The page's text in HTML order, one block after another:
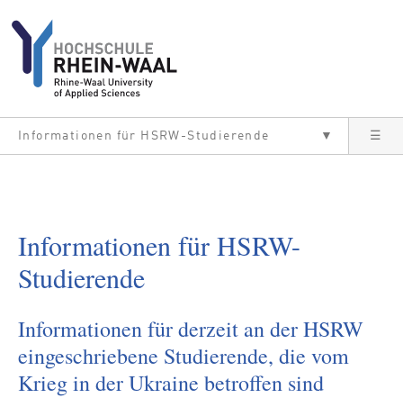
Informationen für HSRW-Studierende ▼ ☰
Informationen für HSRW-
Studierende
Informationen für derzeit an der HSRW
eingeschriebene Studierende, die vom
Krieg in der Ukraine betroffen sind